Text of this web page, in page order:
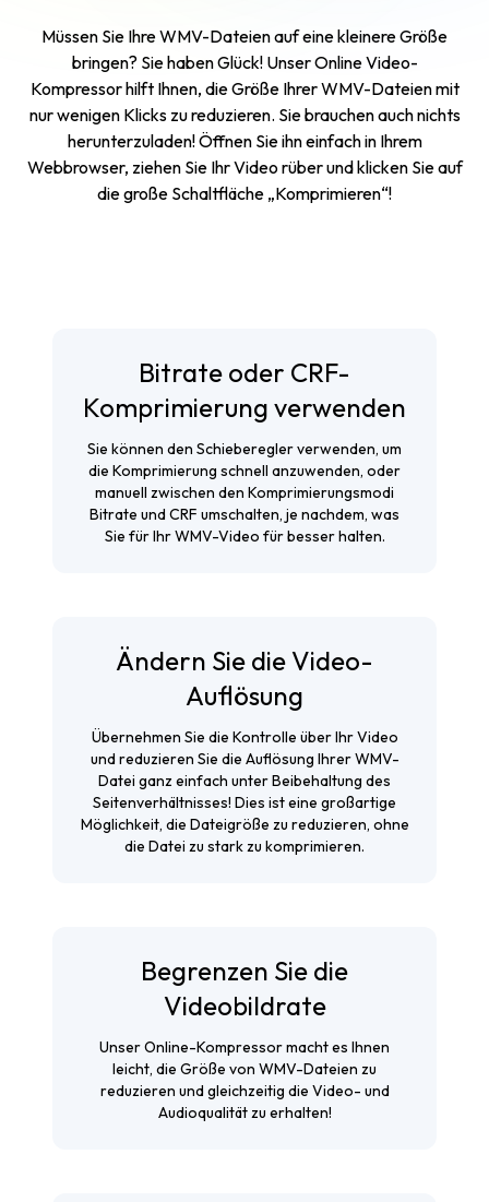
Müssen Sie Ihre WMV-Dateien auf eine kleinere Größe
bringen? Sie haben Glück! Unser Online Video-
Kompressor hilft Ihnen, die Größe Ihrer WMV-Dateien mit
nur wenigen Klicks zu reduzieren. Sie brauchen auch nichts
herunterzuladen! Öffnen Sie ihn einfach in Ihrem
Webbrowser, ziehen Sie Ihr Video rüber und klicken Sie auf
die große Schaltfläche „Komprimieren“!
Bitrate oder CRF-
Komprimierung verwenden
Sie können den Schieberegler verwenden, um
die Komprimierung schnell anzuwenden, oder
manuell zwischen den Komprimierungsmodi
Bitrate und CRF umschalten, je nachdem, was
Sie für Ihr WMV-Video für besser halten.
Ändern Sie die Video-
Auflösung
Übernehmen Sie die Kontrolle über Ihr Video
und reduzieren Sie die Auflösung Ihrer WMV-
Datei ganz einfach unter Beibehaltung des
Seitenverhältnisses! Dies ist eine großartige
Möglichkeit, die Dateigröße zu reduzieren, ohne
die Datei zu stark zu komprimieren.
Begrenzen Sie die
Videobildrate
Unser Online-Kompressor macht es Ihnen
leicht, die Größe von WMV-Dateien zu
reduzieren und gleichzeitig die Video- und
Audioqualität zu erhalten!